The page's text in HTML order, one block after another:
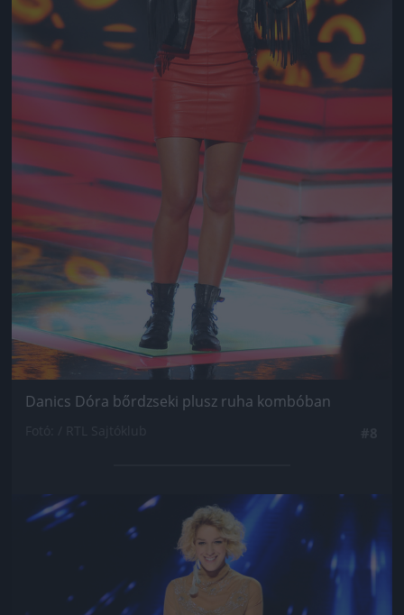
Danics Dóra bőrdzseki plusz ruha kombóban
Jön még kép!